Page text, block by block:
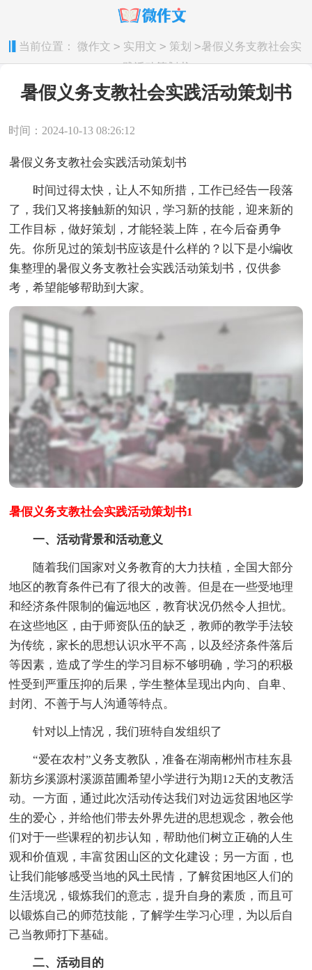
当前位置： 微作文 > 实用文 > 策划 >暑假义务支教社会实
践活动策划书
暑假义务支教社会实践活动策划书
时间：2024-10-13 08:26:12
暑假义务支教社会实践活动策划书
时间过得太快，让人不知所措，工作已经告一段落
了，我们又将接触新的知识，学习新的技能，迎来新的
工作目标，做好策划，才能轻装上阵，在今后奋勇争
先。你所见过的策划书应该是什么样的？以下是小编收
集整理的暑假义务支教社会实践活动策划书，仅供参
考，希望能够帮助到大家。
暑假义务支教社会实践活动策划书1
一、活动背景和活动意义
随着我们国家对义务教育的大力扶植，全国大部分
地区的教育条件已有了很大的改善。但是在一些受地理
和经济条件限制的偏远地区，教育状况仍然令人担忧。
在这些地区，由于师资队伍的缺乏，教师的教学手法较
为传统，家长的思想认识水平不高，以及经济条件落后
等因素，造成了学生的学习目标不够明确，学习的积极
性受到严重压抑的后果，学生整体呈现出内向、自卑、
封闭、不善于与人沟通等特点。
针对以上情况，我们班特自发组织了
“爱在农村”义务支教队，准备在湖南郴州市桂东县
新坊乡溪源村溪源苗圃希望小学进行为期12天的支教活
动。一方面，通过此次活动传达我们对边远贫困地区学
生的爱心，并给他们带去外界先进的思想观念，教会他
们对于一些课程的初步认知，帮助他们树立正确的人生
观和价值观，丰富贫困山区的文化建设；另一方面，也
让我们能够感受当地的风土民情，了解贫困地区人们的
生活境况，锻炼我们的意志，提升自身的素质，而且可
以锻炼自己的师范技能，了解学生学习心理，为以后自
己当教师打下基础。
二、活动目的